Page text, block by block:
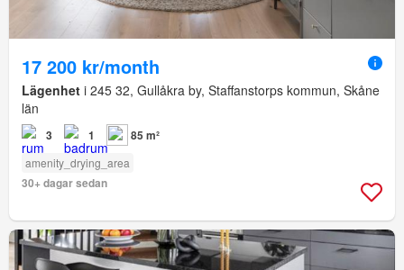
17 200 kr/month
Lägenhet i 245 32, Gullåkra by, Staffanstorps kommun, Skåne
län
3 1 85 m²
amenity_drying_area
30+ dagar sedan